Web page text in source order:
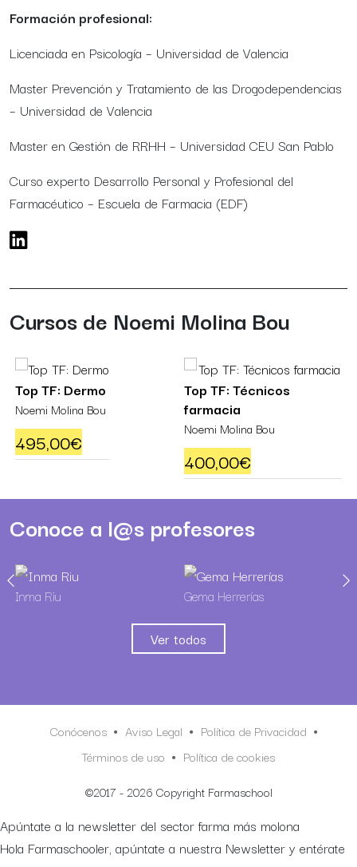
Formación profesional:
Licenciada en Psicología – Universidad de Valencia
Master Prevención y Tratamiento de las Drogodependencias
– Universidad de Valencia
Master en Gestión de RRHH – Universidad CEU San Pablo
Curso experto Desarrollo Personal y Profesional del
Farmacéutico – Escuela de Farmacia (EDF)
Cursos de Noemi Molina Bou
Top TF: Dermo
Noemi Molina Bou
495,00€
Top TF: Técnicos
farmacia
Noemi Molina Bou
400,00€
Conoce a l@s profesores
Inma Riu Gema Herrerías
Ver todos
Conócenos Aviso Legal
Política de Privacidad
Términos de uso
Política de cookies
©2017 - 2026 Copyright Farmaschool
Apúntate a la newsletter del sector farma más molona
Hola Farmaschooler, apúntate a nuestra Newsletter y entérate